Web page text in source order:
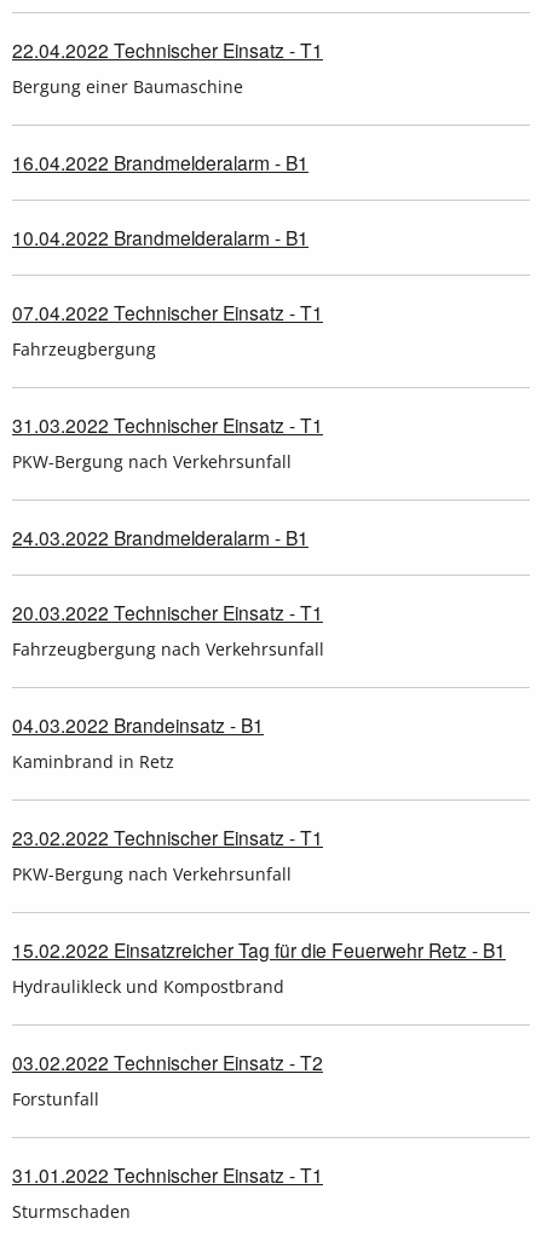
22.04.2022 Technischer Einsatz - T1
Bergung einer Baumaschine
16.04.2022 Brandmelderalarm - B1
10.04.2022 Brandmelderalarm - B1
07.04.2022 Technischer Einsatz - T1
Fahrzeugbergung
31.03.2022 Technischer Einsatz - T1
PKW-Bergung nach Verkehrsunfall
24.03.2022 Brandmelderalarm - B1
20.03.2022 Technischer Einsatz - T1
Fahrzeugbergung nach Verkehrsunfall
04.03.2022 Brandeinsatz - B1
Kaminbrand in Retz
23.02.2022 Technischer Einsatz - T1
PKW-Bergung nach Verkehrsunfall
15.02.2022 Einsatzreicher Tag für die Feuerwehr Retz - B1
Hydraulikleck und Kompostbrand
03.02.2022 Technischer Einsatz - T2
Forstunfall
31.01.2022 Technischer Einsatz - T1
Sturmschaden